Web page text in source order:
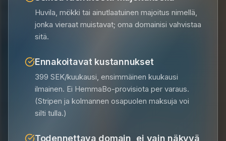
Huvila, mökki tai ainutlaatuinen majoitus nimellä,
jonka vieraat muistavat; oma domainisi vahvistaa
sitä.
Ennakoitavat kustannukset
399 SEK/kuukausi, ensimmäinen kuukausi
ilmainen. Ei HemmaBo-provisiota per varaus.
(Stripen ja kolmannen osapuolen maksuja voi
silti tulla.)
Todennettava domain, ei vain näkyvä